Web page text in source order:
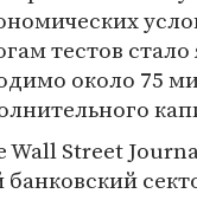
тестов стало
около 75
Wall Street